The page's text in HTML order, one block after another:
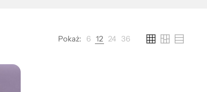
Pokaż: 6 12 24 36